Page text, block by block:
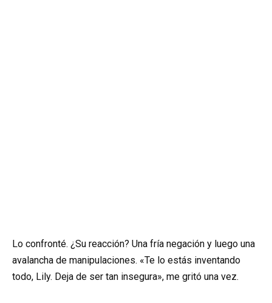
Lo confronté. ¿Su reacción? Una fría negación y luego una
avalancha de manipulaciones. «Te lo estás inventando
todo, Lily. Deja de ser tan insegura», me gritó una vez.